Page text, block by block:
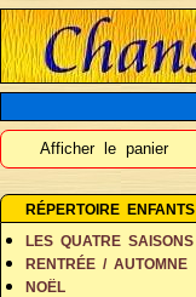
Afficher le panier
RÉPERTOIRE ENFANTS
LES QUATRE SAISONS
RENTRÉE / AUTOMNE
NOËL